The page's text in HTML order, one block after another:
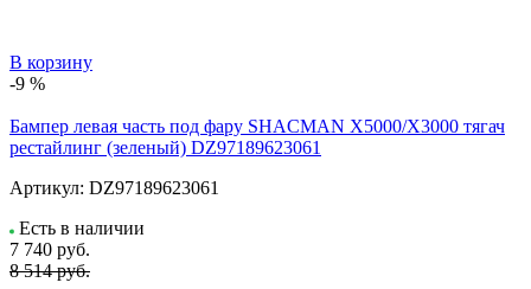
В корзину
-9 %
Бампер левая часть под фару SHACMAN X5000/X3000 тягач
рестайлинг (зеленый) DZ97189623061
Артикул: DZ97189623061
Есть в наличии
7 740 руб.
8 514 руб.